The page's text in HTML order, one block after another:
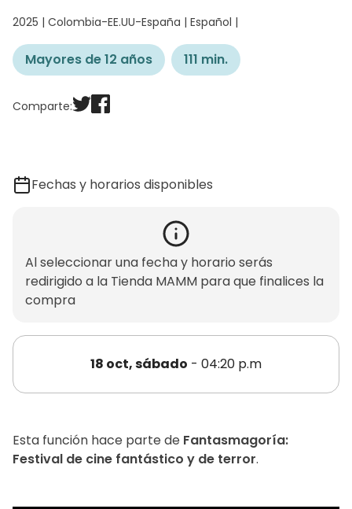
2025 | Colombia-EE.UU-España | Español |
Mayores de 12 años 111 min.
Comparte:
Fechas y horarios disponibles
Al seleccionar una fecha y horario serás
redirigido a la Tienda MAMM para que finalices la
compra
18 oct, sábado - 04:20 p.m
Esta función hace parte de Fantasmagoría:
Festival de cine fantástico y de terror.